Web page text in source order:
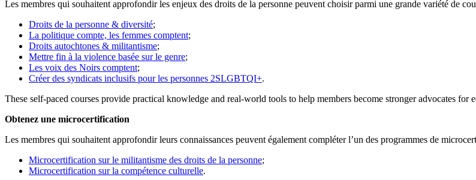
Les membres qui souhaitent approfondir les enjeux des droits de la personne peuvent choisir parmi une grande variété de
Droits de la personne & diversité;
La politique compte, les femmes comptent;
Droits autochtones & militantisme;
Mettre fin à la violence basée sur le genre;
Les voix des Noirs comptent;
Créer des syndicats inclusifs pour les personnes 2SLGBTQI+.
These self-paced courses provide practical knowledge and real-world tools to help members become stronger advocates
Obtenez une microcertification
Les membres qui souhaitent approfondir leurs connaissances peuvent également compléter l’un des programmes de
Microcertification sur le militantisme des droits de la personne;
Microcertification sur la compétence culturelle.